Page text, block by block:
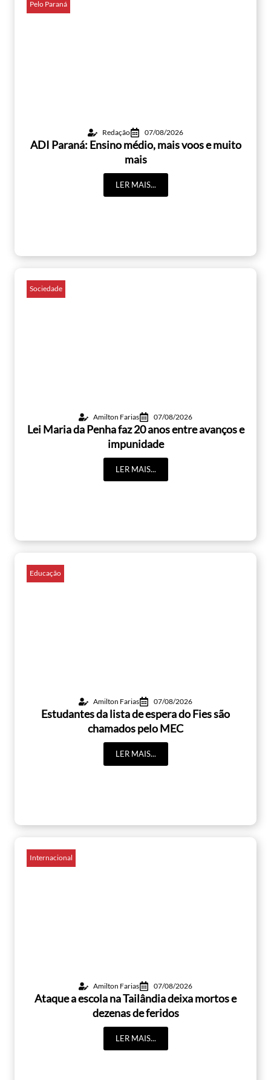
Pelo Paraná
Redação 07/08/2026
ADI Paraná: Ensino médio, mais voos e muito
mais
LER MAIS...
Sociedade
Amilton Farias 07/08/2026
Lei Maria da Penha faz 20 anos entre avanços e
impunidade
LER MAIS...
Educação
Amilton Farias 07/08/2026
Estudantes da lista de espera do Fies são
chamados pelo MEC
LER MAIS...
Internacional
Amilton Farias 07/08/2026
Ataque a escola na Tailândia deixa mortos e
dezenas de feridos
LER MAIS...